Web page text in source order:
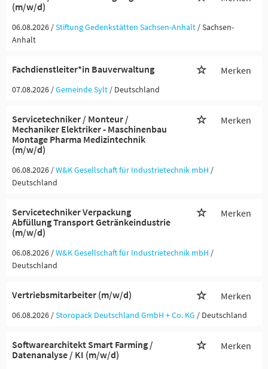
(m/w/d)
06.08.2026 /Stiftung Gedenkstätten Sachsen-Anhalt / Sachsen-
Anhalt
Fachdienstleiter*in Bauverwaltung Merken
07.08.2026 /Gemeinde Sylt / Deutschland
Servicetechniker / Monteur /
Mechaniker Elektriker - Maschinenbau
Montage Pharma Medizintechnik
(m/w/d)
Merken
06.08.2026 /W&K Gesellschaft für Industrietechnik mbH /
Deutschland
Servicetechniker Verpackung
Abfüllung Transport Getränkeindustrie
(m/w/d)
Merken
06.08.2026 /W&K Gesellschaft für Industrietechnik mbH /
Deutschland
Vertriebsmitarbeiter (m/w/d) Merken
06.08.2026 /Storopack Deutschland GmbH + Co. KG / Deutschland
Softwarearchitekt Smart Farming /
Datenanalyse / KI (m/w/d)
Merken